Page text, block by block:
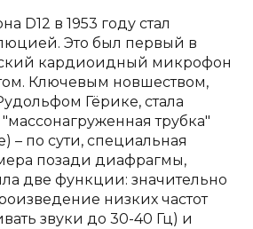
D12 в 1953 году стал
Это был первый в
кардиоидный микрофон
Ключевым новшеством,
Гёрике, стала
"массонагруженная трубка"
– по сути, специальная
позади диафрагмы,
две функции: значительно
низких частот
звуки до 30-40 Гц) и